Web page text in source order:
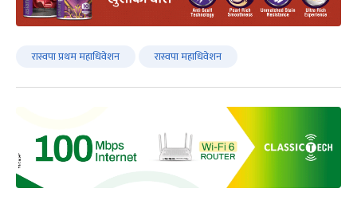
रास्वपा प्रथम महाधिवेशन रास्वपा महाधिवेशन